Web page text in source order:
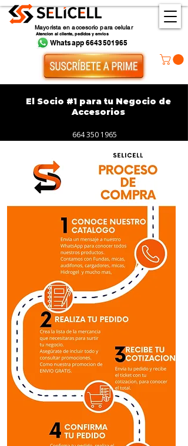
Mayorista en accesorio para celular
Atencion al cliente, pedidos y envios
Whatsapp 6643501965
El Socio #1 para tu Negocio de
Accesorios
664 350 1965